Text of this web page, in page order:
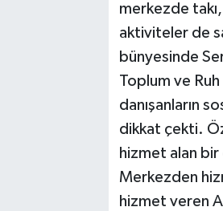
merkezde
aktiviteler de
bünyesinde
Toplum ve
danışanların
dikkat çekti.
hizmet alan bir
Merkezden
hizmet veren